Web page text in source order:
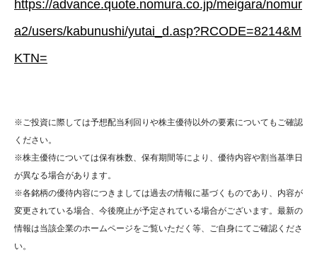
https://advance.quote.nomura.co.jp/meigara/nomur
a2/users/kabunushi/yutai_d.asp?RCODE=8214&M
KTN=
※ご投資に際しては予想配当利回りや株主優待以外の要素についてもご確認
ください。
※株主優待については保有株数、保有期間等により、優待内容や割当基準日
が異なる場合があります。
※各銘柄の優待内容につきましては過去の情報に基づくものであり、内容が
変更されている場合、今後廃止が予定されている場合がございます。最新の
情報は当該企業のホームページをご覧いただく等、ご自身にてご確認くださ
い。